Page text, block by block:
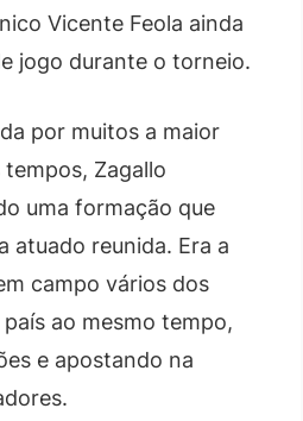
Vicente Feola ainda
jogo durante o torneio.
por muitos a maior
Zagallo
uma formação que
atuado reunida. Era a
campo vários dos
ao mesmo tempo,
e apostando na